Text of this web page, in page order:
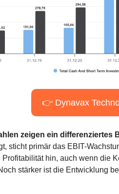
👉 Dynavax
zeigen ein differenziertes
sticht primär das EBIT-
Profitabilität hin, auch wenn die
stärker ist die Entwicklung